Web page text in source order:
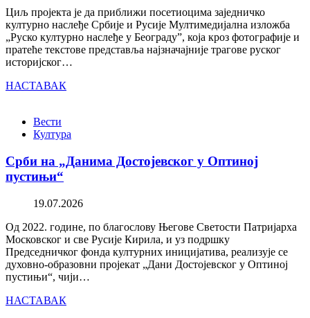
Циљ пројекта је да приближи посетиоцима заједничко
културно наслеђе Србије и Русије Мултимедијална изложба
„Руско културно наслеђе у Београду”, која кроз фотографије и
пратеће текстове представља најзначајније трагове руског
историјског…
НАСТАВАК
Вести
Култура
Срби на „Данима Достојевског у Оптиној
пустињи“
19.07.2026
Од 2022. године, по благослову Његове Светости Патријарха
Московског и све Русије Кирила, и уз подршку
Председничког фонда културних иницијатива, реализује се
духовно-образовни пројекат „Дани Достојевског у Оптиној
пустињи“, чији…
НАСТАВАК